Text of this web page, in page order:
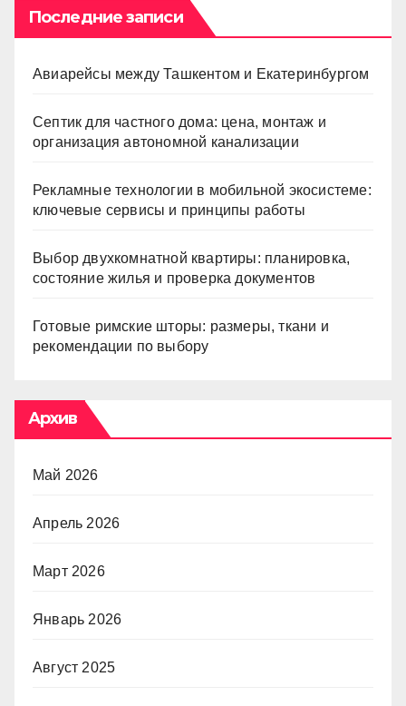
Последние записи
Авиарейсы между Ташкентом и Екатеринбургом
Септик для частного дома: цена, монтаж и
организация автономной канализации
Рекламные технологии в мобильной экосистеме:
ключевые сервисы и принципы работы
Выбор двухкомнатной квартиры: планировка,
состояние жилья и проверка документов
Готовые римские шторы: размеры, ткани и
рекомендации по выбору
Архив
Май 2026
Апрель 2026
Март 2026
Январь 2026
Август 2025